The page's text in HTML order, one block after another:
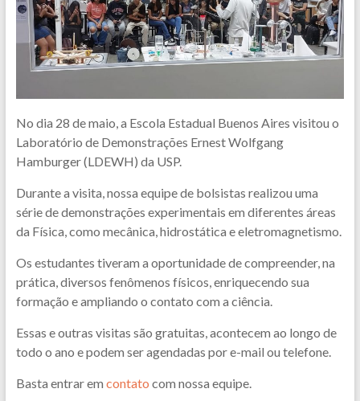
No dia 28 de maio, a Escola Estadual Buenos Aires visitou o
Laboratório de Demonstrações Ernest Wolfgang
Hamburger (LDEWH) da USP.
Durante a visita, nossa equipe de bolsistas realizou uma
série de demonstrações experimentais em diferentes áreas
da Física, como mecânica, hidrostática e eletromagnetismo.
Os estudantes tiveram a oportunidade de compreender, na
prática, diversos fenômenos físicos, enriquecendo sua
formação e ampliando o contato com a ciência.
Essas e outras visitas são gratuitas, acontecem ao longo de
todo o ano e podem ser agendadas por e-mail ou telefone.
Basta entrar em contato com nossa equipe.